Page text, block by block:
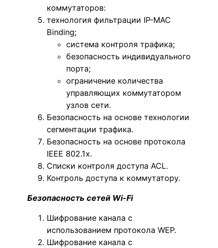
коммутаторов:
технология фильтрации IP-MAC
Binding;
система контроля трафика;
безопасность индивидуального
порта;
ограничение количества
управляющих коммутатором
узлов сети.
Безопасность на основе технологии
сегментации трафика.
Безопасность на основе протокола
IEEE 802.1x.
Списки контроля доступа ACL.
Контроль доступа к коммутатору.
Безопасность сетей Wi-Fi
Шифрование канала с
использованием протокола WEP.
Шифрование канала с